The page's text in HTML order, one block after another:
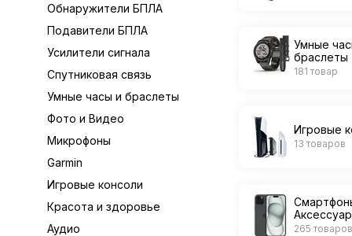
Умные
браслеты
181 товар
Игровые
13 товаров
265 товаров
Обнаружители БПЛА
Подавители БПЛА
Усилители сигнала
Спутниковая связь
Умные часы и браслеты
Фото и Видео
Микрофоны
Garmin
Игровые консоли
Красота и здоровье
Аудио